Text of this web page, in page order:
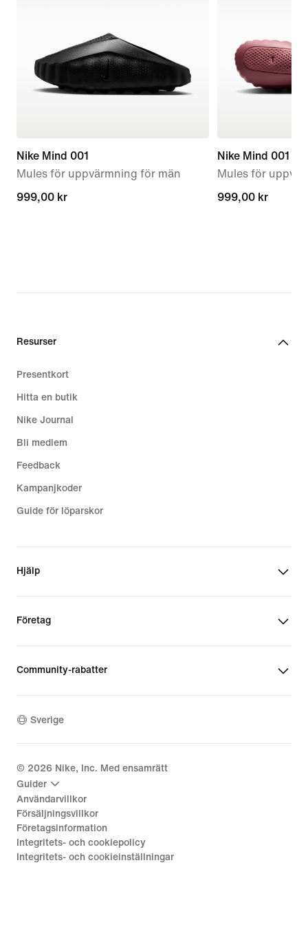
Nike Mind 001
Mules för uppvärmning för män
999,00 kr
999,00 kr
Nike Mind 001
Mules för
999,00 kr
999,00 kr
Resurser
Presentkort
Hitta en butik
Nike Journal
Bli medlem
Feedback
Kampanjkoder
Guide för löparskor
Hjälp
Företag
Community-rabatter
Sverige
© 2026 Nike, Inc. Med ensamrätt
Guider
Användarvillkor
Försäljningsvillkor
Företagsinformation
Integritets- och cookiepolicy
Integritets- och cookieinställningar